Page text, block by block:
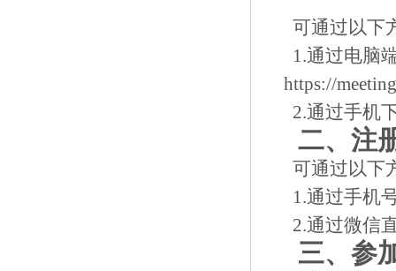
可通过以下
1.通过电脑
https://
2.通过手机
二、注
可通过以下
1.通过手机
2.通过微信
三、参